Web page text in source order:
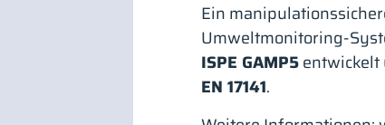
Ein
Umweltmonitoring-
ISPE GAMP5
EN 17141.